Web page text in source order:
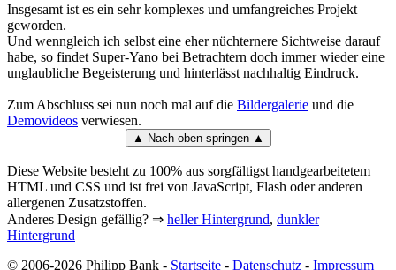
Insgesamt ist es ein sehr komplexes und umfangreiches Projekt
geworden.
Und wenngleich ich selbst eine eher nüchternere Sichtweise darauf
habe, so findet Super-Yano bei Betrachtern doch immer wieder eine
unglaubliche Begeisterung und hinterlässt nachhaltig Eindruck.
Zum Abschluss sei nun noch mal auf die Bildergalerie und die
Demovideos verwiesen.
▲ Nach oben springen ▲
Diese Website besteht zu 100% aus sorgfältigst handgearbeitetem
HTML und CSS und ist frei von JavaScript, Flash oder anderen
allergenen Zusatzstoffen.
Anderes Design gefällig? ⇒ heller Hintergrund, dunkler
Hintergrund
© 2006-2026 Philipp Bank - Startseite - Datenschutz - Impressum